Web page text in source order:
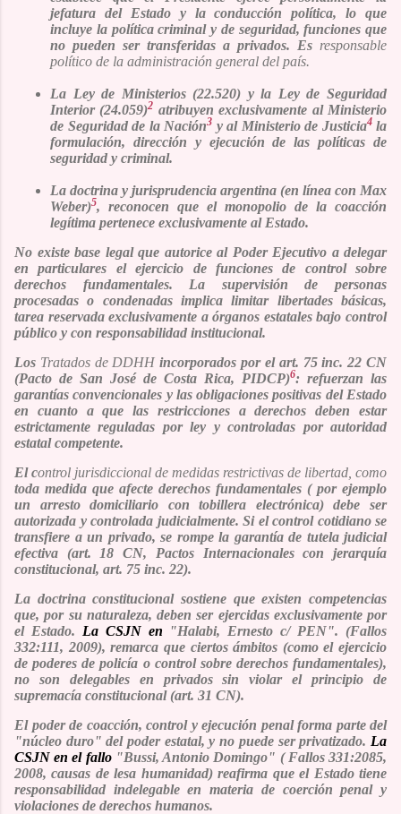
jefatura del Estado y la conducción política, lo que
incluye la política criminal y de seguridad, funciones que
no pueden ser transferidas a privados. Es responsable
político de la administración general del país.
La Ley de Ministerios (22.520) y la Ley de Seguridad
Interior (24.059)2 atribuyen exclusivamente al Ministerio
de Seguridad de la Nación3 y al Ministerio de Justicia4la
formulación, dirección y ejecución de las políticas de
seguridad y criminal.
La doctrina y jurisprudencia argentina (en línea con Max
Weber)5, reconocen que el monopolio de la coacción
legítima pertenece exclusivamente al Estado.
No existe base legal que autorice al Poder Ejecutivo a delegar
en particulares el ejercicio de funciones de control sobre
derechos fundamentales. La supervisión de personas
procesadas o condenadas implica limitar libertades básicas,
tarea reservada exclusivamente a órganos estatales bajo control
público y con responsabilidad institucional.
Los Tratados de DDHH incorporados por el art. 75 inc. 22 CN
(Pacto de San José de Costa Rica, PIDCP)6: refuerzan las
garantías convencionales y las obligaciones positivas del Estado
en cuanto a que las restricciones a derechos deben estar
estrictamente reguladas por ley y controladas por autoridad
estatal competente.
El control jurisdiccional de medidas restrictivas de libertad, como
toda medida que afecte derechos fundamentales ( por ejemplo
un arresto domiciliario con tobillera electrónica) debe ser
autorizada y controlada judicialmente. Si el control cotidiano se
transfiere a un privado, se rompe la garantía de tutela judicial
efectiva (art. 18 CN, Pactos Internacionales con jerarquía
constitucional, art. 75 inc. 22).
La doctrina constitucional sostiene que existen competencias
que, por su naturaleza, deben ser ejercidas exclusivamente por
el Estado. La CSJN en "Halabi, Ernesto c/ PEN". (Fallos
332:111, 2009), remarca que ciertos ámbitos (como el ejercicio
de poderes de policía o control sobre derechos fundamentales),
no son delegables en privados sin violar el principio de
supremacía constitucional (art. 31 CN).
El poder de coacción, control y ejecución penal forma parte del
"núcleo duro" del poder estatal, y no puede ser privatizado. La
CSJN en el fallo"Bussi, Antonio Domingo" ( Fallos 331:2085,
2008, causas de lesa humanidad) reafirma que el Estado tiene
responsabilidad indelegable en materia de coerción penal y
violaciones de derechos humanos.